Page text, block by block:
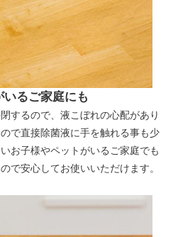
るご家庭にも
するので、液こぼれの心配があり
で直接除菌液に手を触れる事も少
お子様やペットがいるご家庭でも
で安心してお使いいただけます。